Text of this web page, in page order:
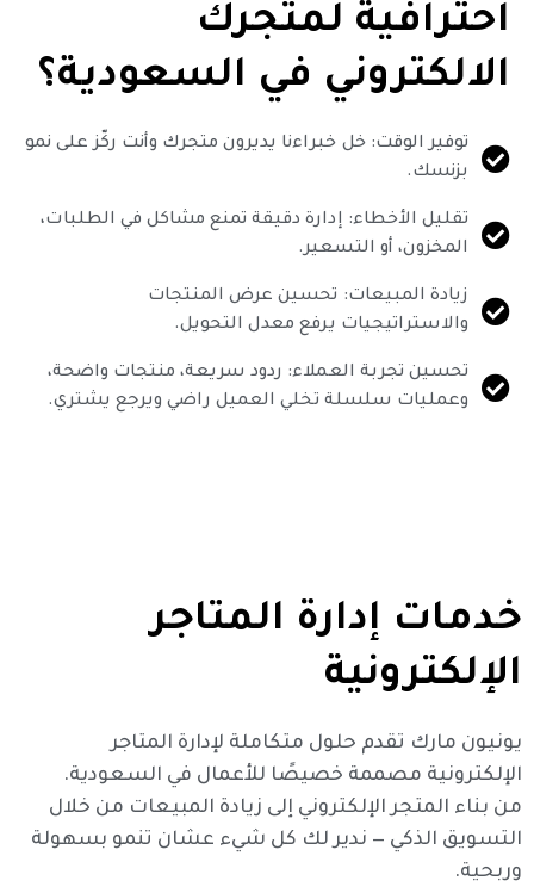
احترافية لمتجرك
الالكتروني في السعودية؟
توفير الوقت: خل خبراءنا يديرون متجرك وأنت ركّز على نمو
بزنسك.
تقليل الأخطاء: إدارة دقيقة تمنع مشاكل في الطلبات،
المخزون، أو التسعير.
زيادة المبيعات: تحسين عرض المنتجات
والاستراتيجيات يرفع معدل التحويل.
تحسين تجربة العملاء: ردود سريعة، منتجات واضحة،
وعمليات سلسلة تخلي العميل راضي ويرجع يشتري.
خدمات إدارة المتاجر
الإلكترونية
يونيون مارك تقدم حلول متكاملة لإدارة المتاجر
الإلكترونية مصممة خصيصًا للأعمال في السعودية.
من بناء المتجر الإلكتروني إلى زيادة المبيعات من خلال
التسويق الذكي — ندير لك كل شيء عشان تنمو بسهولة
وربحية.